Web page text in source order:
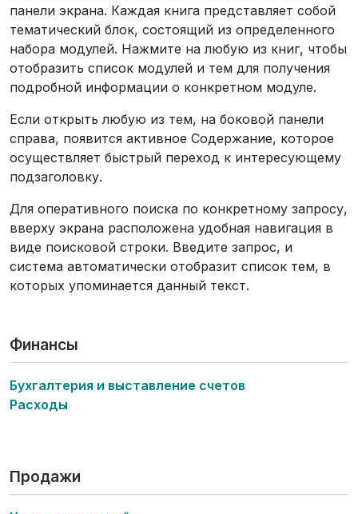
панели экрана. Каждая книга представляет собой
тематический блок, состоящий из определенного
набора модулей. Нажмите на любую из книг, чтобы
отобразить список модулей и тем для получения
подробной информации о конкретном модуле.
Если открыть любую из тем, на боковой панели
справа, появится активное Содержание, которое
осуществляет быстрый переход к интересующему
подзаголовку.
Для оперативного поиска по конкретному запросу,
вверху экрана расположена удобная навигация в
виде поисковой строки. Введите запрос, и
система автоматически отобразит список тем, в
которых упоминается данный текст.
Финансы
Бухгалтерия и выставление счетов
Расходы
Продажи